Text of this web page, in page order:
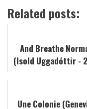
Related posts:
And Breathe
(Isold Uggadóttir -
Une Colonie